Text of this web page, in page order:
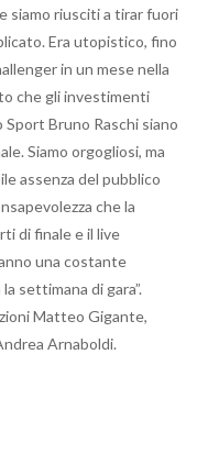
siamo riusciti a tirar fuori
Era utopistico, fino
in un mese nella
che gli investimenti
Bruno Raschi siano
Siamo orgogliosi, ma
assenza del pubblico
che la
di finale e il live
una costante
settimana di gara”.
Matteo Gigante,
Arnaboldi.